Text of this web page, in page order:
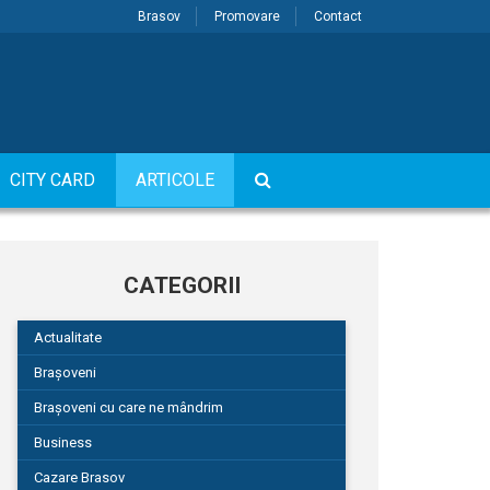
Brasov Promovare Contact
CITY CARD ARTICOLE
CATEGORII
Actualitate
Brașoveni
Brașoveni cu care ne mândrim
Business
Cazare Brasov